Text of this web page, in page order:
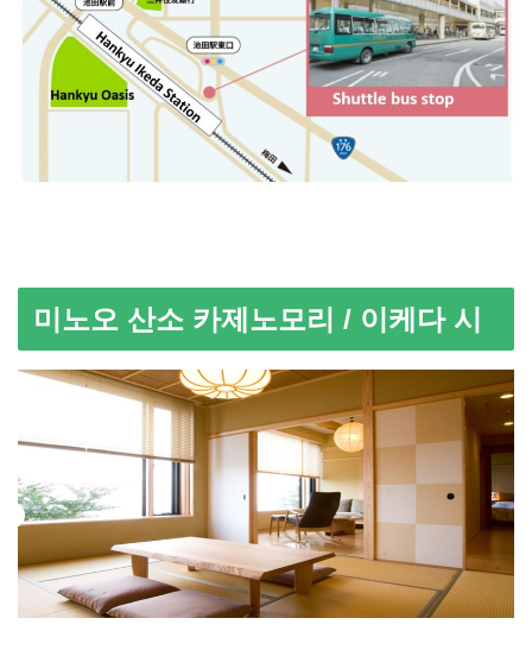
미노오 산소 카제노모리 / 이케다 시